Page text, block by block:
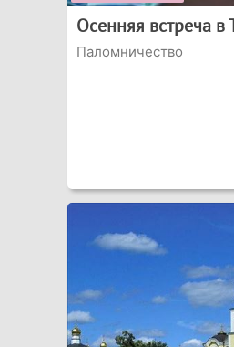
Осенняя встреча в
Паломничество